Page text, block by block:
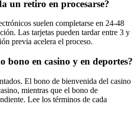
un retiro en procesarse?
suelen completarse en 24-48
Las tarjetas pueden tardar entre 3 y
previa acelera el proceso.
bono en casino y en deportes?
El bono de bienvenida del casino
mientras que el bono de
Lee los términos de cada